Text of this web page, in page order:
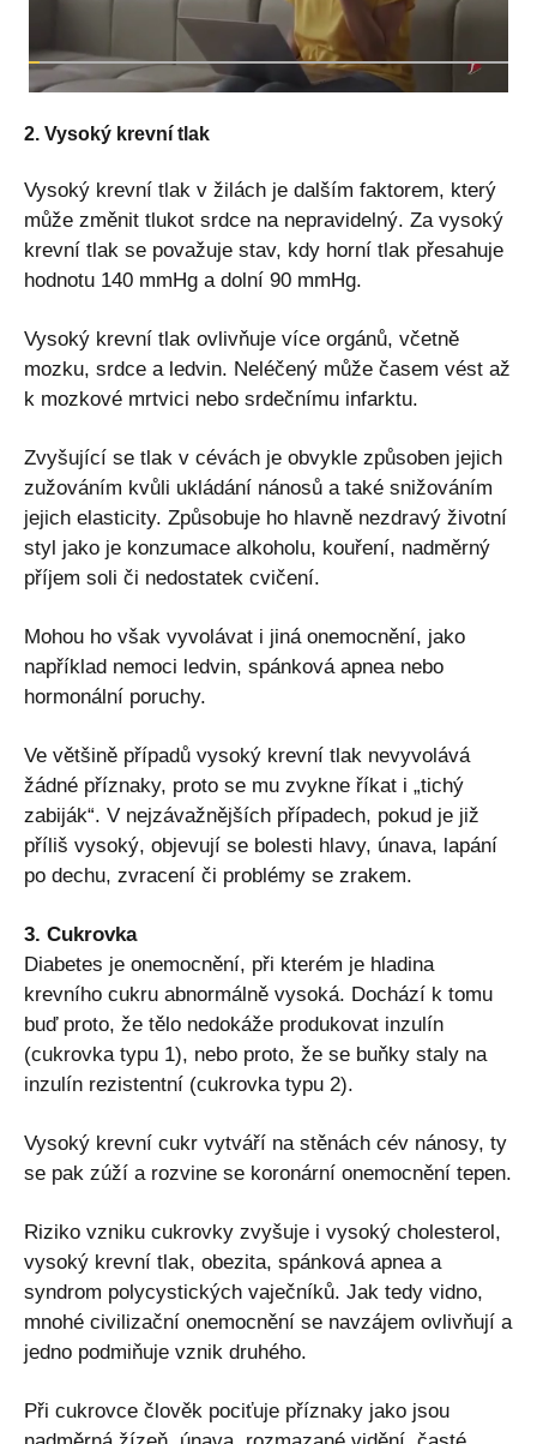
2. Vysoký krevní tlak
Vysoký krevní tlak v žilách je dalším faktorem, který
může změnit tlukot srdce na nepravidelný. Za vysoký
krevní tlak se považuje stav, kdy horní tlak přesahuje
hodnotu 140 mmHg a dolní 90 mmHg.
Vysoký krevní tlak ovlivňuje více orgánů, včetně
mozku, srdce a ledvin. Neléčený může časem vést až
k mozkové mrtvici nebo srdečnímu infarktu.
Zvyšující se tlak v cévách je obvykle způsoben jejich
zužováním kvůli ukládání nánosů a také snižováním
jejich elasticity. Způsobuje ho hlavně nezdravý životní
styl jako je konzumace alkoholu, kouření, nadměrný
příjem soli či nedostatek cvičení.
Mohou ho však vyvolávat i jiná onemocnění, jako
například nemoci ledvin, spánková apnea nebo
hormonální poruchy.
Ve většině případů vysoký krevní tlak nevyvolává
žádné příznaky, proto se mu zvykne říkat i „tichý
zabiják“. V nejzávažnějších případech, pokud je již
příliš vysoký, objevují se bolesti hlavy, únava, lapání
po dechu, zvracení či problémy se zrakem.
3. Cukrovka
Diabetes je onemocnění, při kterém je hladina
krevního cukru abnormálně vysoká. Dochází k tomu
buď proto, že tělo nedokáže produkovat inzulín
(cukrovka typu 1), nebo proto, že se buňky staly na
inzulín rezistentní (cukrovka typu 2).
Vysoký krevní cukr vytváří na stěnách cév nánosy, ty
se pak zúží a rozvine se koronární onemocnění tepen.
Riziko vzniku cukrovky zvyšuje i vysoký cholesterol,
vysoký krevní tlak, obezita, spánková apnea a
syndrom polycystických vaječníků. Jak tedy vidno,
mnohé civilizační onemocnění se navzájem ovlivňují a
jedno podmiňuje vznik druhého.
Při cukrovce člověk pociťuje příznaky jako jsou